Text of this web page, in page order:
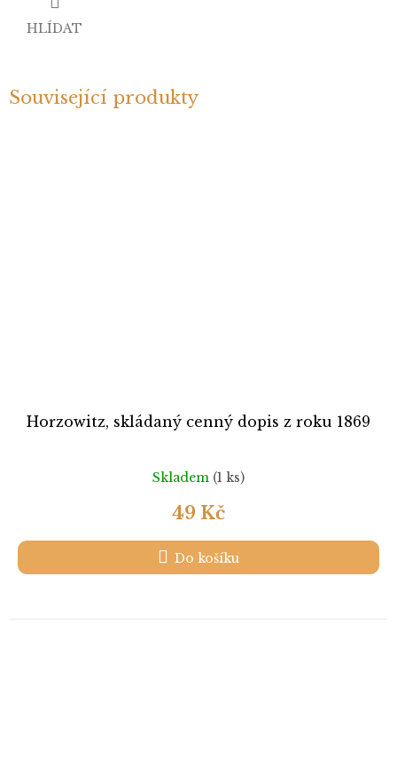
HLÍDAT
Související produkty
Horzowitz, skládaný cenný dopis z roku 1869
Skladem (1 ks)
49 Kč
Do košíku